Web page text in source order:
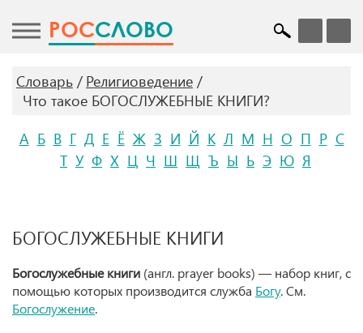
POCСЛОВО
Словарь
Религиоведение
Что такое БОГОСЛУЖЕБНЫЕ КНИГИ?
А Б В Г Д Е Ё Ж З И Й К Л М Н О П Р С
Т У Ф Х Ц Ч Ш Щ Ъ Ы Ь Э Ю Я
БОГОСЛУЖЕБНЫЕ КНИГИ
Богослужебные книги (англ. prayer books) — набор книг, с
помощью которых производится служба Богу. См.
Богослужение.